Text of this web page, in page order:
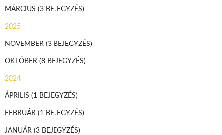
MÁRCIUS (3 BEJEGYZÉS)
2025
NOVEMBER (3 BEJEGYZÉS)
OKTÓBER (8 BEJEGYZÉS)
2024
ÁPRILIS (1 BEJEGYZÉS)
FEBRUÁR (1 BEJEGYZÉS)
JANUÁR (3 BEJEGYZÉS)